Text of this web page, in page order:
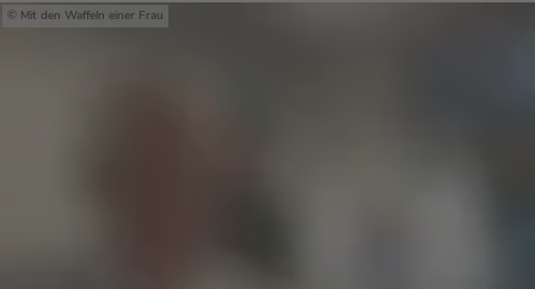
Mit den Waffeln einer Frau